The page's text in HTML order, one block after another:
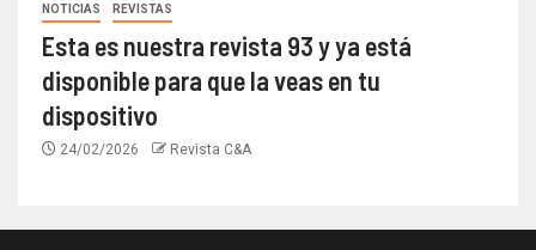
NOTICIAS REVISTAS
Esta es nuestra revista 93 y ya está
disponible para que la veas en tu
dispositivo
24/02/2026 Revista C&A